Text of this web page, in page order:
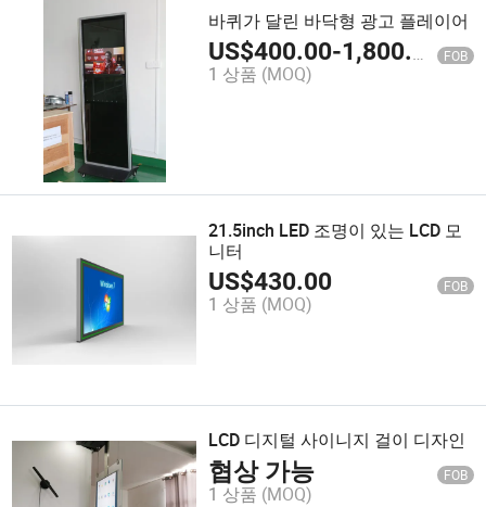
바퀴가 달린 바닥형 광고 플레이어
US$400.00-1,800.00 FOB
1 상품 (MOQ)
21.5inch LED 조명이 있는 LCD 모
니터
US$430.00 FOB
1 상품 (MOQ)
LCD 디지털 사이니지 걸이 디자인
협상 가능 FOB
1 상품 (MOQ)